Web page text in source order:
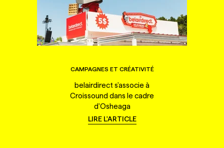
CAMPAGNES ET CRÉATIVITÉ
belairdirect s'associe à
Croissound dans le cadre
d'Osheaga
LIRE L'ARTICLE